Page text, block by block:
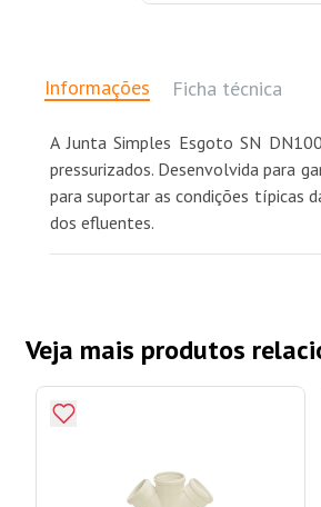
Informações Ficha técnica
A Junta Simples Esgoto SN
pressurizados. Desenvolvida para
para suportar as condições típicas
dos efluentes.
Veja mais produtos